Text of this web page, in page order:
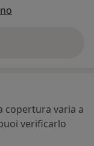
copertura varia a
verificarlo